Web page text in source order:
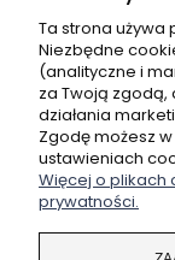
Ta strona używa
Niezbędne
(analityczne i
za Twoją
działania
Zgodę możesz
ustawieniach
Więcej o plikach
prywatności.